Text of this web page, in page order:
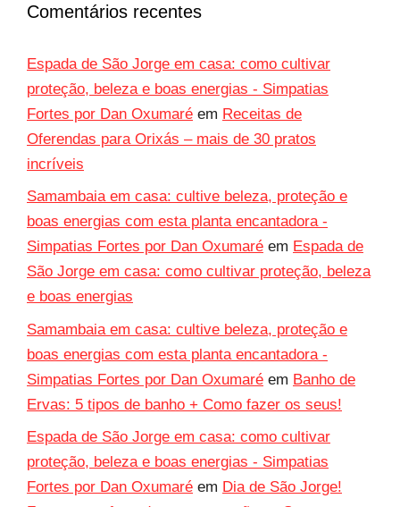
Comentários recentes
Espada de São Jorge em casa: como cultivar
proteção, beleza e boas energias - Simpatias
Fortes por Dan Oxumaré em Receitas de
Oferendas para Orixás – mais de 30 pratos
incríveis
Samambaia em casa: cultive beleza, proteção e
boas energias com esta planta encantadora -
Simpatias Fortes por Dan Oxumaré em Espada de
São Jorge em casa: como cultivar proteção, beleza
e boas energias
Samambaia em casa: cultive beleza, proteção e
boas energias com esta planta encantadora -
Simpatias Fortes por Dan Oxumaré em Banho de
Ervas: 5 tipos de banho + Como fazer os seus!
Espada de São Jorge em casa: como cultivar
proteção, beleza e boas energias - Simpatias
Fortes por Dan Oxumaré em Dia de São Jorge!